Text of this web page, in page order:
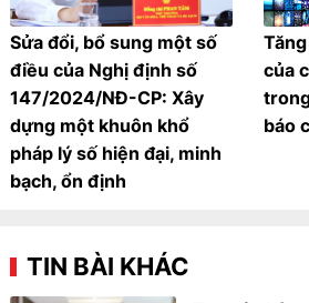
Sửa đổi, bổ sung một số
điều của Nghị định số
147/2024/NĐ-CP: Xây
dựng một khuôn khổ
pháp lý số hiện đại, minh
bạch, ổn định
của
báo
TIN BÀI KHÁC